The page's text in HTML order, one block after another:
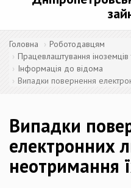
Головна
Роботодавцям
Працевлаштування іноземців
Інформація до відома
Випадки повернення
Випадки
електронних
неотримання